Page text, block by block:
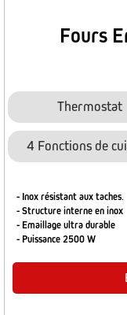
Fours
Thermostat
4 Fonctions de
- Inox résistant aux taches.
- Structure interne en inox
- Emaillage ultra durable
- Puissance 2500 W